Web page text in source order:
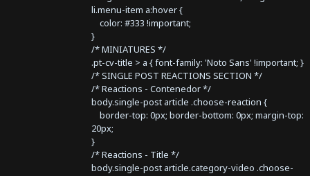
li.menu-item a:hover {
color: #333 !important;
}
/* MINIATURES */
.pt-cv-title > a { font-family: 'Noto Sans' !important; }
/* SINGLE POST REACTIONS SECTION */
/* Reactions - Contenedor */
body.single-post article .choose-reaction {
border-top: 0px; border-bottom: 0px; margin-top:
20px;
}
/* Reactions - Title */
body.single-post article.category-video .choose-